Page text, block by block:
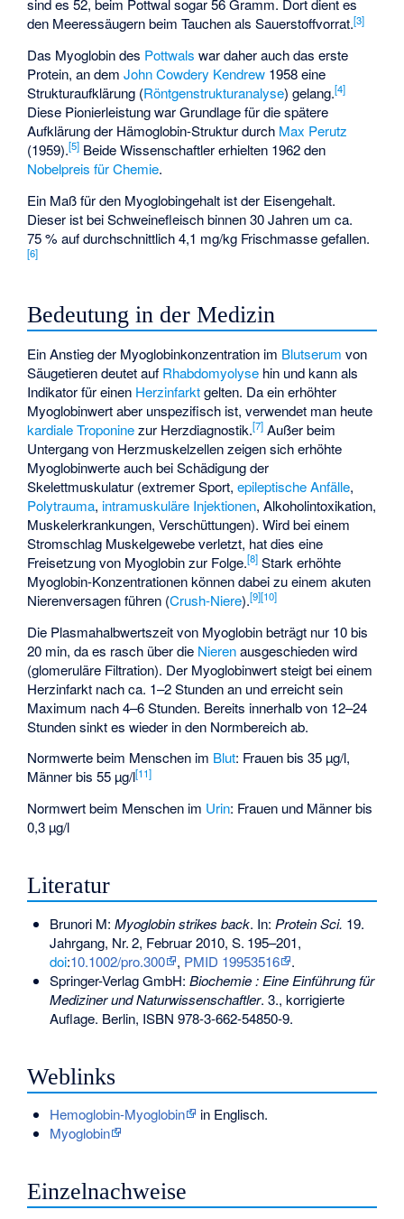
sind es 52, beim Pottwal sogar 56 Gramm. Dort dient es
den Meeressäugern beim Tauchen als Sauerstoffvorrat.[3]
Das Myoglobin des Pottwals war daher auch das erste
Protein, an demJohn Cowdery Kendrew 1958 eine
Strukturaufklärung (Röntgenstrukturanalyse) gelang.[4]
Diese Pionierleistung war Grundlage für die spätere
Aufklärung der Hämoglobin-Struktur durch Max Perutz
(1959).[5] Beide Wissenschaftler erhielten 1962 den
Nobelpreis für Chemie.
Ein Maß für den Myoglobingehalt ist der Eisengehalt.
Dieser ist bei Schweinefleisch binnen 30 Jahren um ca.
75 % auf durchschnittlich 4,1 mg/kg Frischmasse gefallen.
[6]
Bedeutung in der Medizin
Ein Anstieg der Myoglobinkonzentration im Blutserum von
Säugetieren deutet auf Rhabdomyolyse hin und kann als
Indikator für einen Herzinfarktgelten. Da ein erhöhter
Myoglobinwert aber unspezifisch ist, verwendet man heute
kardiale Troponinezur Herzdiagnostik.[7] Außer beim
Untergang von Herzmuskelzellen zeigen sich erhöhte
Myoglobinwerte auch bei Schädigung der
Skelettmuskulatur (extremer Sport,epileptische Anfälle,
Polytrauma, intramuskuläre Injektionen,Alkoholintoxikation,
Muskelerkrankungen, Verschüttungen). Wird bei einem
Stromschlag Muskelgewebe verletzt, hat dies eine
Freisetzung von Myoglobin zur Folge.[8] Stark erhöhte
Myoglobin-Konzentrationen können dabei zu einem akuten
Nierenversagen führen (Crush-Niere).[9][10]
Die Plasmahalbwertszeit von Myoglobin beträgt nur 10 bis
20 min, da es rasch über die Nierenausgeschieden wird
(glomeruläre Filtration). Der Myoglobinwert steigt bei einem
Herzinfarkt nach ca. 1–2 Stunden an und erreicht sein
Maximum nach 4–6 Stunden. Bereits innerhalb von 12–24
Stunden sinkt es wieder in den Normbereich ab.
Normwerte beim Menschen im Blut: Frauen bis 35 µg/l,
Männer bis 55 µg/l[11]
Normwert beim Menschen im Urin: Frauen und Männer bis
0,3 µg/l
Literatur
Brunori M: Myoglobin strikes back. In: Protein Sci. 19.
Jahrgang, Nr.2, Februar 2010, S. 195–201,
doi:10.1002/pro.300 , PMID 19953516
.
Springer-Verlag GmbH: Biochemie : Eine Einführung für
Mediziner und Naturwissenschaftler. 3., korrigierte
Auflage. Berlin, ISBN 978-3-662-54850-9.
Weblinks
Hemoglobin-Myoglobin
in Englisch.
Myoglobin
Einzelnachweise